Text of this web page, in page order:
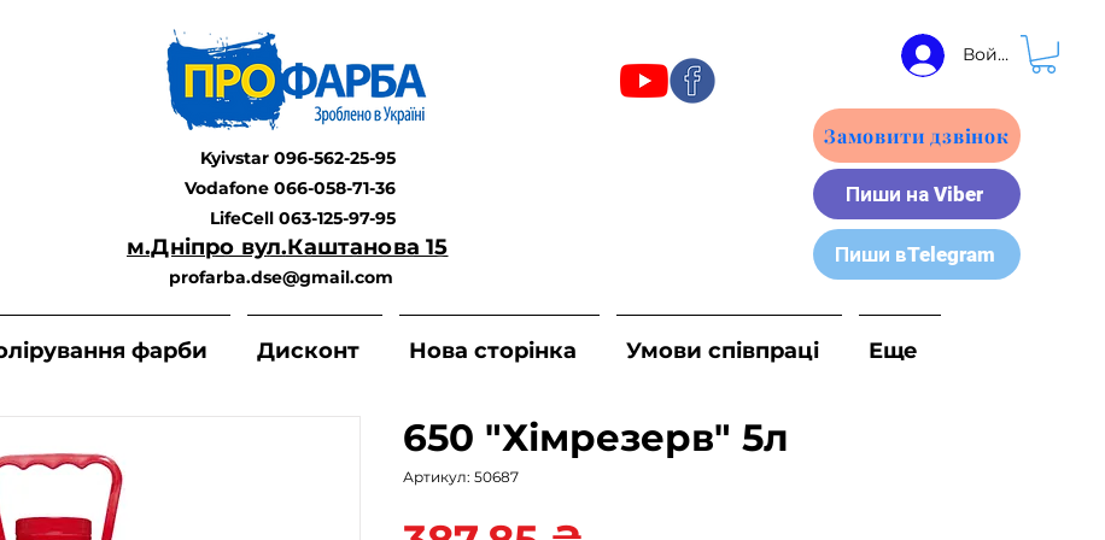
Пиши вTelegram
Пиши на Viber
Замовити дзвінок
Kyivstar 096-562-25-95
Vodafone 066-058-71-36
LifeCell 063-125-97-95
м.Дніпро вул.Каштанова 15
profarba.dse@gmail.com
фарби Дисконт Нова сторінка Умови співпраці Еще
Войти
650 "Хімрезерв" 5л
Артикул: 50687